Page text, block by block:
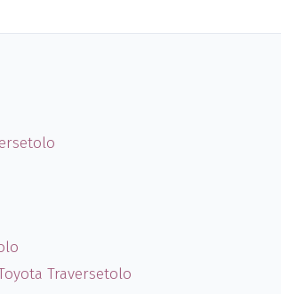
Traversetolo